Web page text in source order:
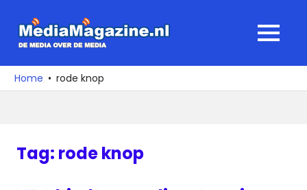
naar
media
over
MENU
Home rode knop
Tag: rode knop